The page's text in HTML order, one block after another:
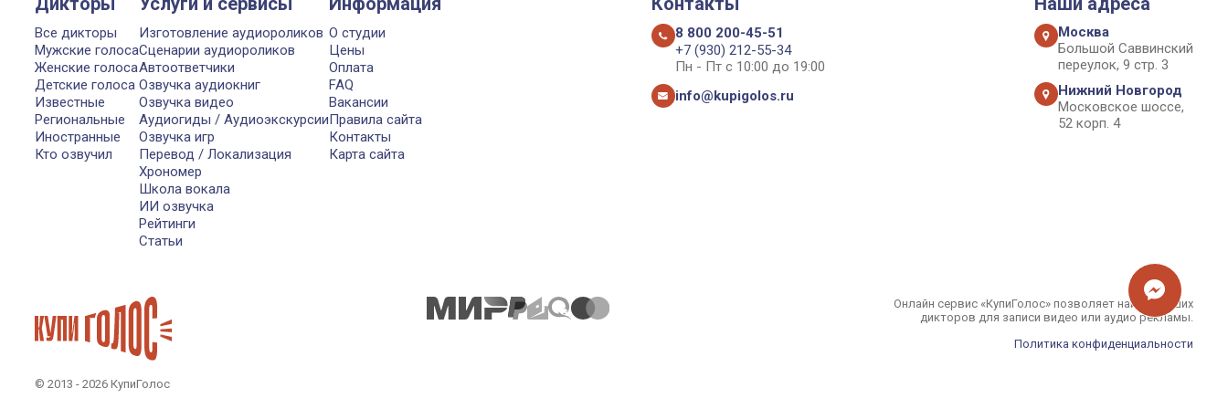
Все дикторы
Мужские голоса
Женские голоса
Детские голоса
Известные
Региональные
Иностранные
Кто озвучил
Изготовление аудиороликов
Сценарии аудиороликов
Автоответчики
Озвучка аудиокниг
Озвучка видео
Аудиогиды / Аудиоэкскурсии
Озвучка игр
Перевод / Локализация
Хрономер
Школа вокала
ИИ озвучка
Рейтинги
Статьи
О студии
Цены
Оплата
FAQ
Вакансии
Правила сайта
Контакты
Карта сайта
8 800 200-45-51
+7 (930) 212-55-34
Пн - Пт с 10:00 до 19:00
info@kupigolos.ru
Москва
Большой Саввинский
переулок, 9 стр. 3
Нижний Новгород
Московское шоссе,
52 корп. 4
© 2013 - 2026 КупиГолос
Онлайн сервис «КупиГолос» позволяет найти лучших
дикторов для записи видео или аудио рекламы.
Политика конфиденциальности